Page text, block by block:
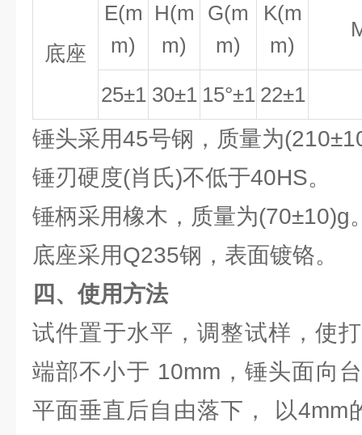
底座
E(m
m)
H(m
m)
G(m
m)
K(m
m)
25±1 30±1 15°±1 22±1
锤头采用45号钢，质量为
锤刃硬度(肖氏)不低于40HS。
锤柄采用橡木，质量为(70±10)g
底座采用Q235钢，表面镀铬。
四、使用方法
试件置于水平，调整试样，使
端部不小于 10mm，锤头面向
平面垂直后自由落下， 以4mm